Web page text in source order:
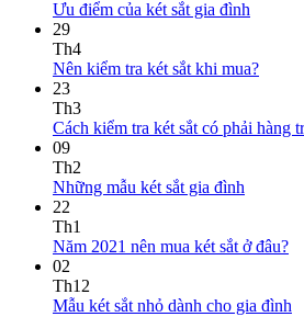
Ưu điểm của két sắt gia đình
29
Th4
Nên kiểm tra két sắt khi mua?
23
Th3
Cách kiểm tra két sắt có phải hàng
09
Th2
Những mẫu két sắt gia đình
22
Th1
Năm 2021 nên mua két sắt ở đâu?
02
Th12
Mẫu két sắt nhỏ dành cho gia đình